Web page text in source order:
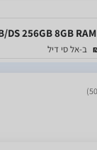
ב-אל סי דיל